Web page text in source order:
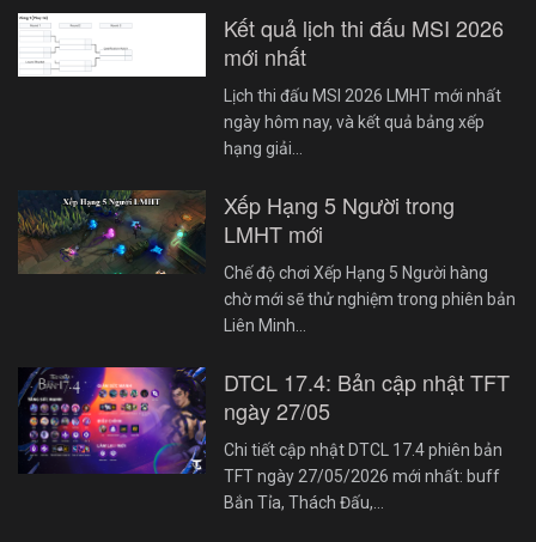
Kết quả lịch thi đấu MSI 2026
mới nhất
Lịch thi đấu MSI 2026 LMHT mới nhất
ngày hôm nay, và kết quả bảng xếp
hạng giải…
Xếp Hạng 5 Người trong
LMHT mới
Chế độ chơi Xếp Hạng 5 Người hàng
chờ mới sẽ thử nghiệm trong phiên bản
Liên Minh…
DTCL 17.4: Bản cập nhật TFT
ngày 27/05
Chi tiết cập nhật DTCL 17.4 phiên bản
TFT ngày 27/05/2026 mới nhất: buff
Bắn Tỉa, Thách Đấu,…